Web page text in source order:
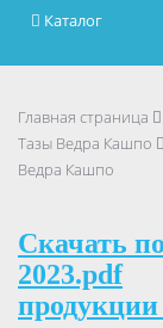
Каталог
Главная страница
Тазы Ведра Кашпо
Ведра Кашпо
Скачать
2023.pdf